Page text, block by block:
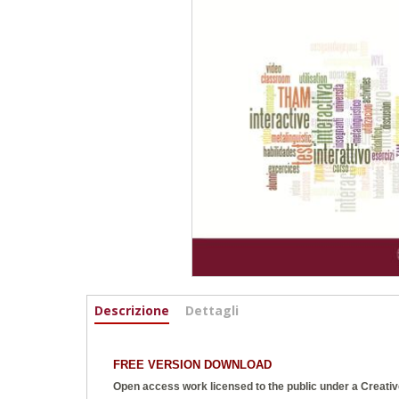
Informazioni
Descrizione (active
Dettagli
FREE VERSION DOWNLOAD
Open access work licensed to the public under a